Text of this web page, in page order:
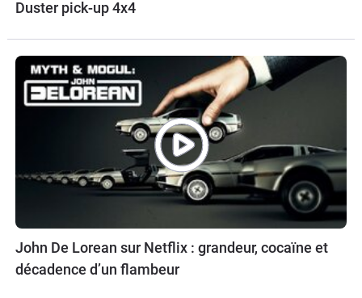
Duster pick-up 4x4
John De Lorean sur Netflix : grandeur, cocaïne et
décadence d’un flambeur